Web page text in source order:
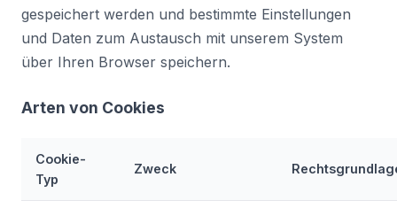
gespeichert werden und bestimmte Einstellungen
und Daten zum Austausch mit unserem System
über Ihren Browser speichern.
Arten von Cookies
Cookie-
Typ
Zweck